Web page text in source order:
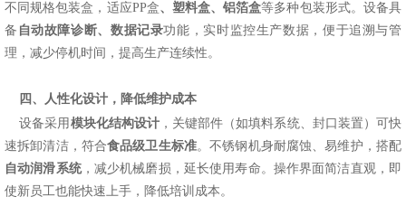
不同规格包装盒，适应PP盒、塑料盒、铝箔盒等多种包装形式。设备具
备 自动故障诊断、数据记录功能，实时监控生产数据，便于追溯与管
理，减少停机时间，提高生产连续性。
四、人性化设计，降低维护成本
设备采用 模块化结构设计，关键部件（如填料系统、封口装置）可快
速拆卸清洁，符合食品级卫生标准。不锈钢机身耐腐蚀、易维护，搭配
自动润滑系统，减少机械磨损，延长使用寿命。操作界面简洁直观，即
使新员工也能快速上手，降低培训成本。